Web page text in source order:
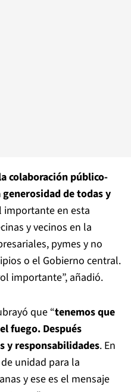
colaboración público-
de todas y
importante en esta
y vecinos en la
pymes y no
o el Gobierno central.
importante”, añadió.
que “tenemos que
fuego. Después
y responsabilidades. En
unidad para la
y ese es el mensaje